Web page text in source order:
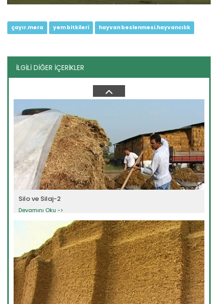
çayır.mera yem bitkileri hayvan beslenmesi.hayvancılık
İLGİLİ DİĞER İÇERİKLER
Otlatma Planı ve Teknikleri
Silo ve Silaj-2
Devamını Oku ->